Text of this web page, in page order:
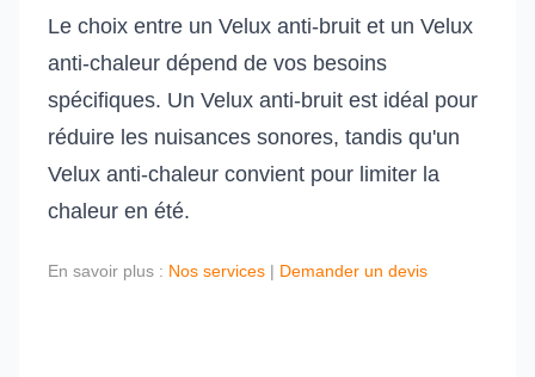
Le choix entre un Velux anti-bruit et un Velux
anti-chaleur dépend de vos besoins
spécifiques. Un Velux anti-bruit est idéal pour
réduire les nuisances sonores, tandis qu'un
Velux anti-chaleur convient pour limiter la
chaleur en été.
En savoir plus : Nos services | Demander un devis